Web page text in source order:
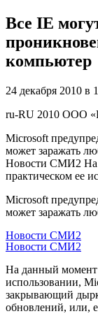
Все IE
компьютер
24 декабря 2010 в
ru-RU 2010 ООО
Microsoft
может заражать
Новости СМИ2 На
практическом ее
Microsoft
может заражать
Новости СМИ2
Новости СМИ2
На данный момент
использовании,
закрывающий
обновлений, или,